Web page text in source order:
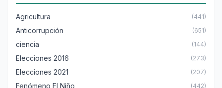
Agricultura (441)
Anticorrupción (651)
ciencia (144)
Elecciones 2016 (273)
Elecciones 2021 (207)
Fenómeno El Niño (442)